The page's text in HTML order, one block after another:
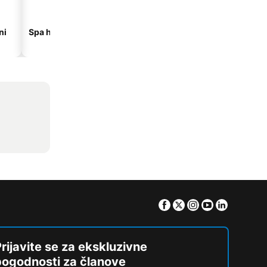
Spa hoteli
Facebook
TwitterInstagram
Youtube
se za ekskluzivne
za članove